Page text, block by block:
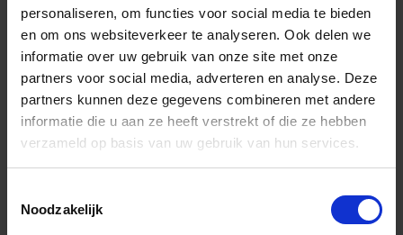
personaliseren, om functies voor social media te bieden
en om ons websiteverkeer te analyseren. Ook delen we
informatie over uw gebruik van onze site met onze
partners voor social media, adverteren en analyse. Deze
partners kunnen deze gegevens combineren met andere
informatie die u aan ze heeft verstrekt of die ze hebben
verzameld op basis van uw gebruik van hun services.
Noodzakelijk
Pootstokken